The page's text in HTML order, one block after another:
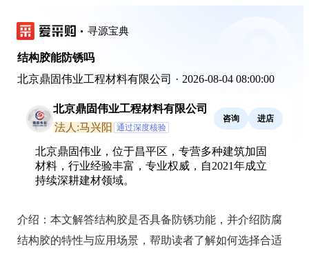
寻源宝典
结构胶能防锈吗
北京鼎固伟业工程材料有限公司 · 2026-08-04 08:00:00
北京鼎固伟业工程材料有限公司
法人:马兴阳
通过深度核验
咨询 进店
北京鼎固伟业，位于昌平区，专营多种建筑加固
材料，行业经验丰富，专业权威，自2021年成立
持续深耕建材领域。
介绍： 本文解答结构胶是否具备防锈功能，并介绍防腐
结构胶的特性与应用场景，帮助读者了解如何选择合适